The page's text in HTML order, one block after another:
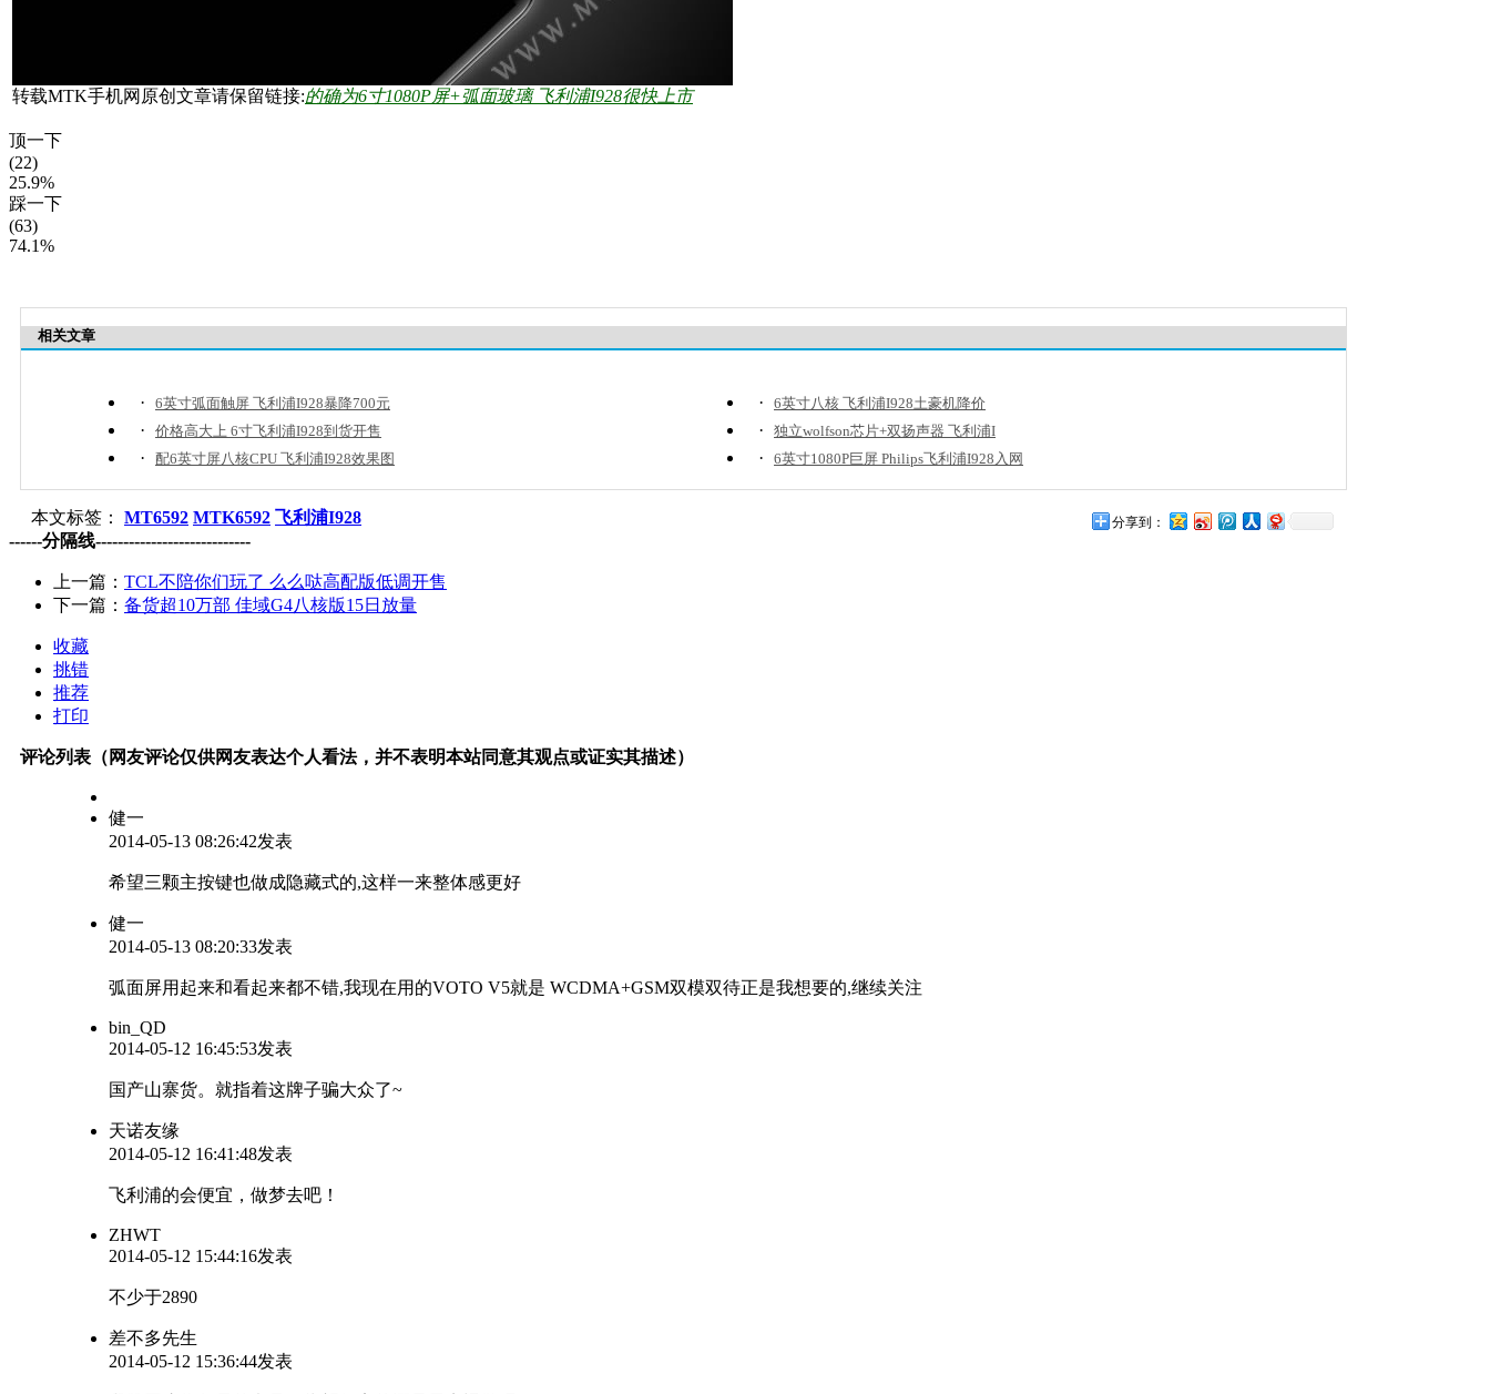
转载MTK手机网原创文章请保留链接:的确为6寸1080P屏+弧面玻璃 飞利浦I928很快上市
顶一下
(22)
25.9%
踩一下
(63)
74.1%
相关文章
· 6英寸弧面触屏 飞利浦I928暴降700元 · 6英寸八核 飞利浦I928土豪机降价
· 价格高大上 6寸飞利浦I928到货开售 · 独立wolfson芯片+双扬声器 飞利浦I
· 配6英寸屏八核CPU 飞利浦I928效果图 · 6英寸1080P巨屏 Philips飞利浦I928入网
本文标签： MT6592 MTK6592 飞利浦I928 分享到：
------分隔线----------------------------
上一篇： TCL不陪你们玩了 么么哒高配版低调开售
下一篇： 备货超10万部 佳域G4八核版15日放量
收藏
挑错
推荐
打印
评论列表（网友评论仅供网友表达个人看法，并不表明本站同意其观点或证实其描述）
健一
2014-05-13 08:26:42发表
希望三颗主按键也做成隐藏式的,这样一来整体感更好
健一
2014-05-13 08:20:33发表
弧面屏用起来和看起来都不错,我现在用的VOTO V5就是 WCDMA+GSM双模双待正是我想要的,继续关注
bin_QD
2014-05-12 16:45:53发表
国产山寨货。就指着这牌子骗大众了~
天诺友缘
2014-05-12 16:41:48发表
飞利浦的会便宜，做梦去吧！
ZHWT
2014-05-12 15:44:16发表
不少于2890
差不多先生
2014-05-12 15:36:44发表